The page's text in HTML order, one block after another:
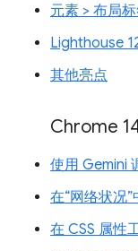
元素 > 布局
Lighthouse
其他亮点
Chrome
使用 Gemini
在“网络状况
在 CSS 属性